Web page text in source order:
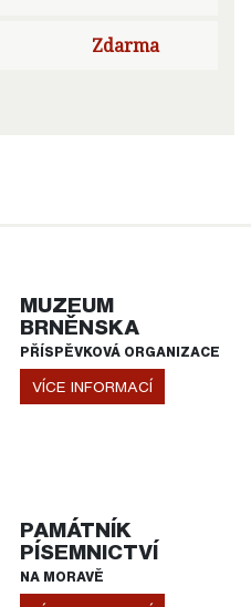
Zdarma
MUZEUM
BRNĚNSKA
PŘÍSPĚVKOVÁ ORGANIZACE
VÍCE INFORMACÍ
PAMÁTNÍK
PÍSEMNICTVÍ
NA MORAVĚ